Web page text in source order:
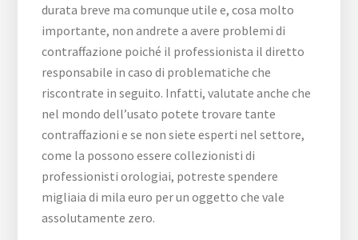
durata breve ma comunque utile e, cosa molto
importante, non andrete a avere problemi di
contraffazione poiché il professionista il diretto
responsabile in caso di problematiche che
riscontrate in seguito. Infatti, valutate anche che
nel mondo dell’usato potete trovare tante
contraffazioni e se non siete esperti nel settore,
come la possono essere collezionisti di
professionisti orologiai, potreste spendere
migliaia di mila euro per un oggetto che vale
assolutamente zero.